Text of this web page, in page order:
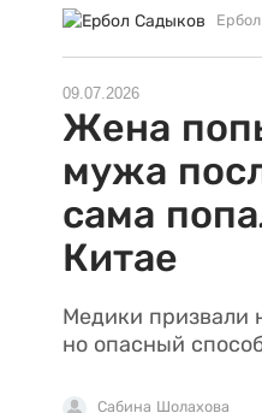
09.07.2026
Жена
мужа
сама
Китае
Медики призвали
но опасный
Сабина Шолахова